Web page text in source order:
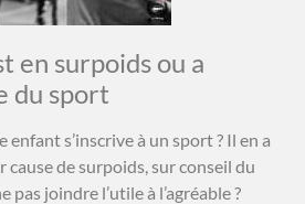
en surpoids ou a
du sport
s’inscrive à un sport ? Il en a
de surpoids, sur conseil du
pas joindre l’utile à l’agréable ?